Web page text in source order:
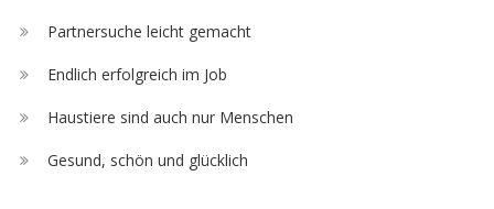
Partnersuche leicht gemacht
Endlich erfolgreich im Job
Haustiere sind auch nur Menschen
Gesund, schön und glücklich